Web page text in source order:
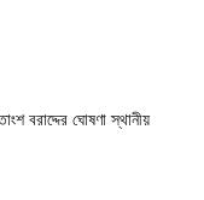
বরাদ্দের ঘোষণা স্থানীয়